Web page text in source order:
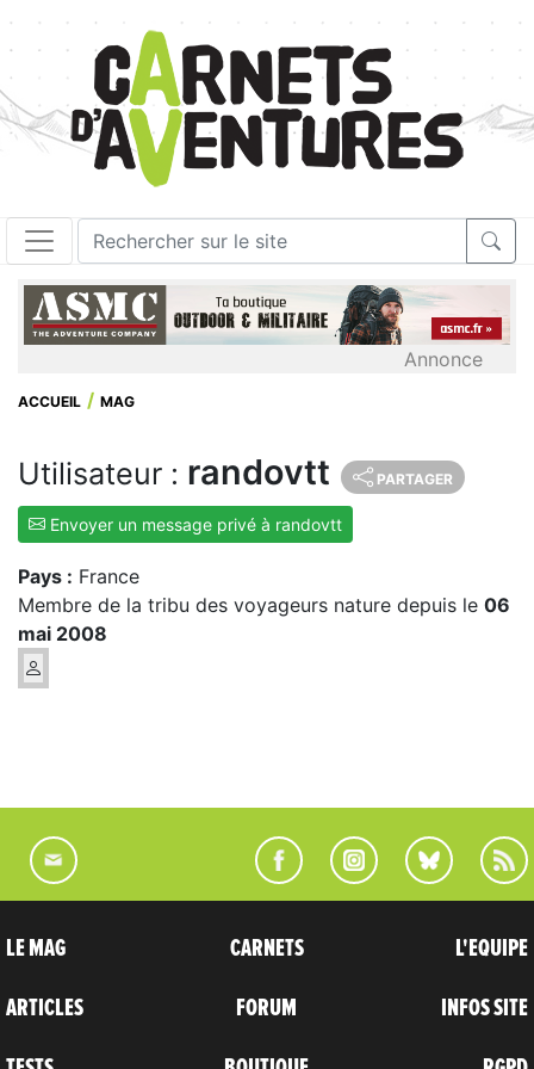
Annonce
ACCUEIL MAG
Utilisateur : randovtt PARTAGER
Envoyer un message privé à randovtt
Pays : France
Membre de la tribu des voyageurs nature depuis le 06
mai 2008
LE MAG
ARTICLES
CARNETS
FORUM
L'EQUIPE
INFOS SITE